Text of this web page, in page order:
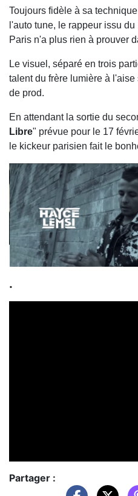
Toujours fidèle à sa
l'auto tune, le rappeur issu
Paris n'a plus rien à prouver
Le visuel, séparé en trois
talent du frère lumière à
de prod.
En attendant la sortie du
Libre" prévue pour le 17
le kickeur parisien fait le
.
Partager :